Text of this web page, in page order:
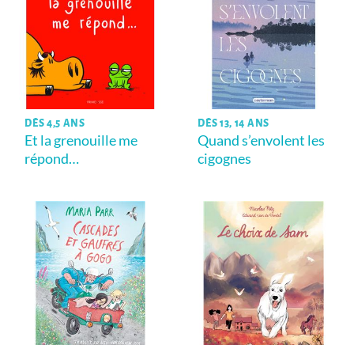
DÈS 4,5 ANS
Et la grenouille me
répond…
DÈS 13, 14 ANS
Quand s’envolent les
cigognes